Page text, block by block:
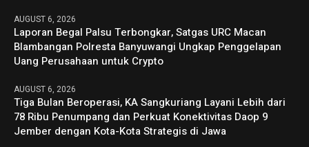
AUGUST 6, 2026
Laporan Begal Palsu Terbongkar, Satgas URC Macan
Blambangan Polresta Banyuwangi Ungkap Penggelapan
Uang Perusahaan untuk Crypto
AUGUST 6, 2026
Tiga Bulan Beroperasi, KA Sangkuriang Layani Lebih dari
78 Ribu Penumpang dan Perkuat Konektivitas Daop 9
Jember dengan Kota-Kota Strategis di Jawa